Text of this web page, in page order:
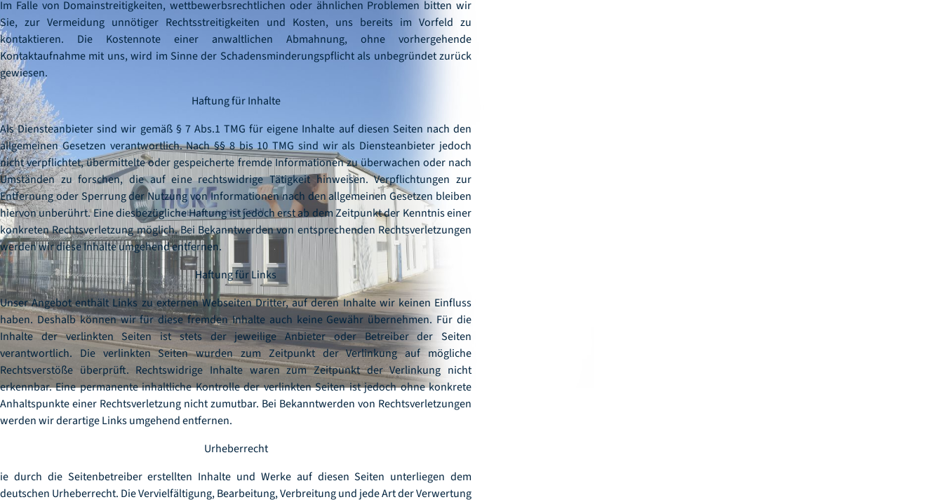
Im Falle von Domainstreitigkeiten, wettbewerbsrechtlichen oder ähnlichen Problemen bitten wir
Sie, zur Vermeidung unnötiger Rechtsstreitigkeiten und Kosten, uns bereits im Vorfeld zu
kontaktieren. Die Kostennote einer anwaltlichen Abmahnung, ohne vorhergehende
Kontaktaufnahme mit uns, wird im Sinne der Schadensminderungspflicht als unbegründet zurück
gewiesen.
Haftung für Inhalte
Als Diensteanbieter sind wir gemäß § 7 Abs.1 TMG für eigene Inhalte auf diesen Seiten nach den
allgemeinen Gesetzen verantwortlich. Nach §§ 8 bis 10 TMG sind wir als Diensteanbieter jedoch
nicht verpflichtet, übermittelte oder gespeicherte fremde Informationen zu überwachen oder nach
Umständen zu forschen, die auf eine rechtswidrige Tätigkeit hinweisen. Verpflichtungen zur
Entfernung oder Sperrung der Nutzung von Informationen nach den allgemeinen Gesetzen bleiben
hiervon unberührt. Eine diesbezügliche Haftung ist jedoch erst ab dem Zeitpunkt der Kenntnis einer
konkreten Rechtsverletzung möglich. Bei Bekanntwerden von entsprechenden Rechtsverletzungen
werden wir diese Inhalte umgehend entfernen.
Haftung für Links
Unser Angebot enthält Links zu externen Webseiten Dritter, auf deren Inhalte wir keinen Einfluss
haben. Deshalb können wir für diese fremden Inhalte auch keine Gewähr übernehmen. Für die
Inhalte der verlinkten Seiten ist stets der jeweilige Anbieter oder Betreiber der Seiten
verantwortlich. Die verlinkten Seiten wurden zum Zeitpunkt der Verlinkung auf mögliche
Rechtsverstöße überprüft. Rechtswidrige Inhalte waren zum Zeitpunkt der Verlinkung nicht
erkennbar. Eine permanente inhaltliche Kontrolle der verlinkten Seiten ist jedoch ohne konkrete
Anhaltspunkte einer Rechtsverletzung nicht zumutbar. Bei Bekanntwerden von Rechtsverletzungen
werden wir derartige Links umgehend entfernen.
Urheberrecht
ie durch die Seitenbetreiber erstellten Inhalte und Werke auf diesen Seiten unterliegen dem
deutschen Urheberrecht. Die Vervielfältigung, Bearbeitung, Verbreitung und jede Art der Verwertung